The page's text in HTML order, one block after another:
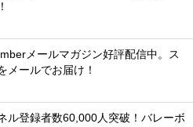
メールマガジン好評配信中。ス
メールでお届け！
ル登録者数60,000人突破！バレーボ